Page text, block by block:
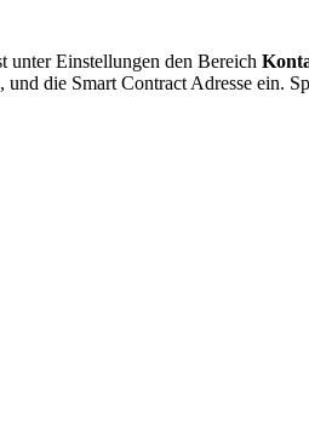
unter Einstellungen den Bereich
, und die Smart Contract Adresse ein.